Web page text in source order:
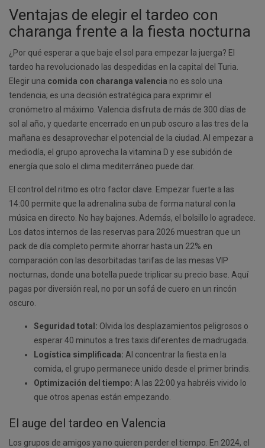
Ventajas de elegir el tardeo con
charanga frente a la fiesta nocturna
¿Por qué esperar a que baje el sol para empezar la juerga? El
tardeo ha revolucionado las despedidas en la capital del Turia.
Elegir una comida con charanga valencia no es solo una
tendencia; es una decisión estratégica para exprimir el
cronómetro al máximo. Valencia disfruta de más de 300 días de
sol al año, y quedarte encerrado en un pub oscuro a las tres de la
mañana es desaprovechar el potencial de la ciudad. Al empezar a
mediodía, el grupo aprovecha la vitamina D y ese subidón de
energía que solo el clima mediterráneo puede dar.
El control del ritmo es otro factor clave. Empezar fuerte a las
14:00 permite que la adrenalina suba de forma natural con la
música en directo. No hay bajones. Además, el bolsillo lo agradece.
Los datos internos de las reservas para 2026 muestran que un
pack de día completo permite ahorrar hasta un 22% en
comparación con las desorbitadas tarifas de las mesas VIP
nocturnas, donde una botella puede triplicar su precio base. Aquí
pagas por diversión real, no por un sofá de cuero en un rincón
oscuro.
Seguridad total: Olvida los desplazamientos peligrosos o
esperar 40 minutos a tres taxis diferentes de madrugada.
Logística simplificada: Al concentrar la fiesta en la
comida, el grupo permanece unido desde el primer brindis.
Optimización del tiempo: A las 22:00 ya habréis vivido lo
que otros apenas están empezando.
El auge del tardeo en Valencia
Los grupos de amigos ya no quieren perder el tiempo. En 2024, el